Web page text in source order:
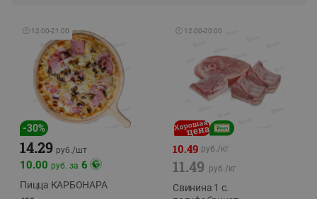
🕘 12:00-21:00
-30%
14.29 руб./шт
10.00 руб. за 6
Пицца КАРБОНАРА
🕘 12:00-20:00
10.49 руб./кг
11.49 руб./кг
Свинина 1 с.